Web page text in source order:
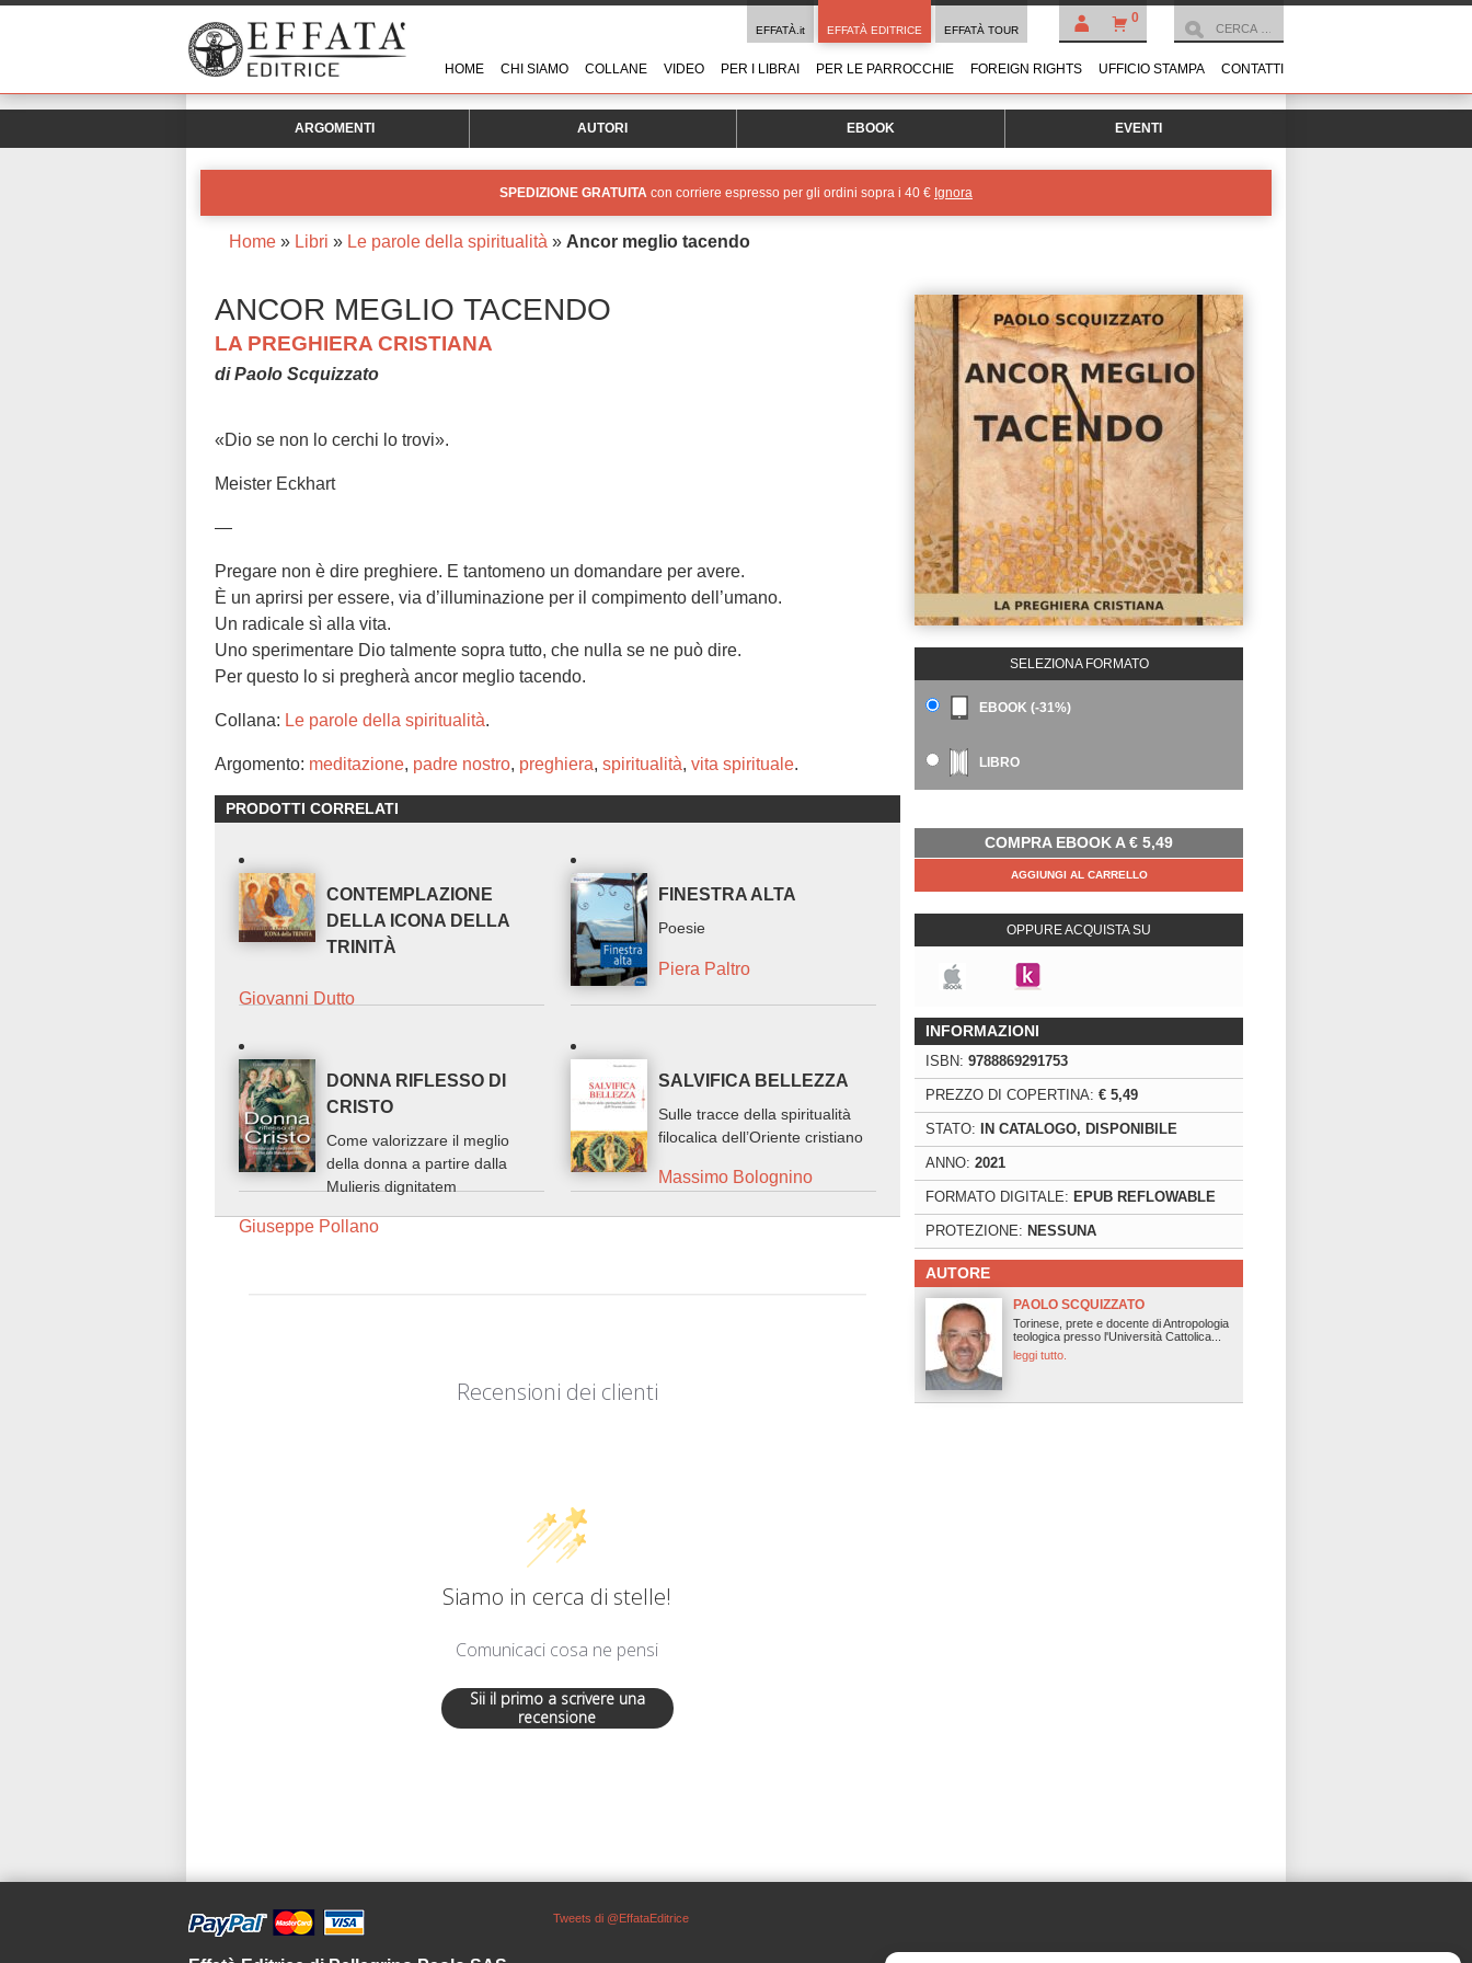
0
EFFATÀ.it EFFATÀ EDITRICE EFFATÀ TOUR
HOME CHI SIAMO COLLANE VIDEO PER I LIBRAI PER LE PARROCCHIE FOREIGN RIGHTS UFFICIO STAMPA CONTATTI
ARGOMENTI AUTORI EBOOK EVENTI
SPEDIZIONE GRATUITA con corriere espresso per gli ordini sopra i 40 € Ignora
Home » Libri » Le parole della spiritualità » Ancor meglio tacendo
SELEZIONA FORMATO
EBOOK (-31%)
LIBRO
COMPRA EBOOK A€ 5,49
AGGIUNGI AL CARRELLO
OPPURE ACQUISTA SU
INFORMAZIONI
ISBN: 9788869291753
PREZZO DI COPERTINA: € 5,49
STATO: IN CATALOGO, DISPONIBILE
ANNO: 2021
FORMATO DIGITALE: EPUB REFLOWABLE
PROTEZIONE: NESSUNA
AUTORE
PAOLO SCQUIZZATO
Torinese, prete e docente di Antropologia
teologica presso l'Università Cattolica...
leggi tutto.
ANCOR MEGLIO TACENDO
LA PREGHIERA CRISTIANA
di Paolo Scquizzato
«Dio se non lo cerchi lo trovi».
Meister Eckhart
—
Pregare non è dire preghiere. E tantomeno un domandare per avere.
È un aprirsi per essere, via d’illuminazione per il compimento dell’umano.
Un radicale sì alla vita.
Uno sperimentare Dio talmente sopra tutto, che nulla se ne può dire.
Per questo lo si pregherà ancor meglio tacendo.
Collana: Le parole della spiritualità.
Argomento: meditazione, padre nostro, preghiera, spiritualità, vita spirituale.
PRODOTTI CORRELATI
CONTEMPLAZIONE
DELLA ICONA DELLA
TRINITÀ
Giovanni Dutto
FINESTRA ALTA
Poesie
Piera Paltro
DONNA RIFLESSO DI
CRISTO
Come valorizzare il meglio
della donna a partire dalla
Mulieris dignitatem
Giuseppe Pollano
SALVIFICA BELLEZZA
Sulle tracce della spiritualità
filocalica dell’Oriente cristiano
Massimo Bolognino
Recensioni dei clienti
Siamo in cerca di stelle!
Comunicaci cosa ne pensi
Sii il primo a scrivere una
recensione
Tweets di @EffataEditrice